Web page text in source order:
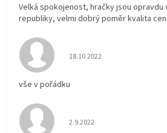
Velká spokojenost, hračky jsou opravdu
republiky, velmi dobrý poměr kvalita
Hodnocení obchodu je 5 z
18.10.2022
vše v pořádku
Hodnocení obchodu je 5 z 5
2.9.2022